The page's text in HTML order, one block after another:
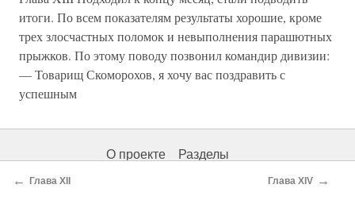
итоги. По всем показателям результаты хорошие, кроме
трех злосчастных поломок и невыполнения парашютных
прыжков. По этому поводу позвонил командир дивизии:
— Товарищ Скоморохов, я хочу вас поздравить с
успешным
О проекте
Разделы
← Глава XII Глава XIV →